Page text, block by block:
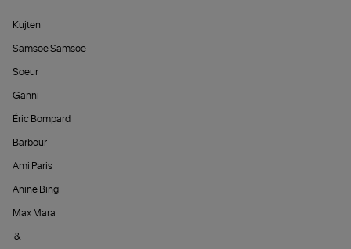
Kujten
Samsoe Samsoe
Soeur
Ganni
Éric Bompard
Barbour
Ami Paris
Anine Bing
Max Mara
&